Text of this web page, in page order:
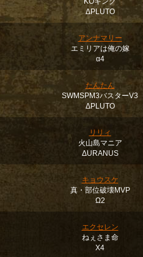
ΔPLUTO
アンナマリー
エミリアは俺の嫁
α4
たんたん
SWMSPM3バスターV3
ΔPLUTO
リリィ
火山島マニア
ΔURANUS
キョウスケ
真・部位破壊MVP
Ω2
エクセレン
ねぇさま命
Χ4